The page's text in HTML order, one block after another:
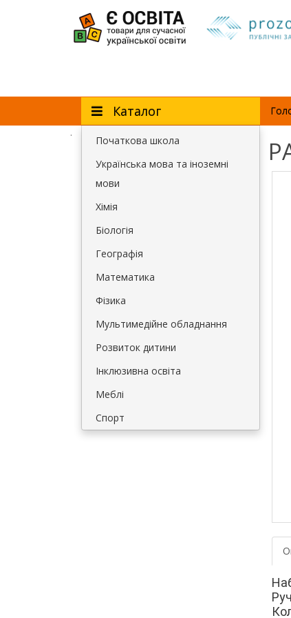
Каталог
Початкова школа
Українська мова та іноземні
мови
Хімія
Біологія
Географія
Математика
Фізика
Мультимедійне обладнання
Розвиток дитини
Інклюзивна освіта
Меблі
Спорт
.